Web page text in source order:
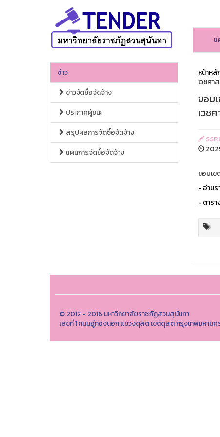
แ
ข่าว
ข่าวจัดซื้อจัดจ้าง
ประกาศผู้ชนะ
สรุปผลการจัดซื้อจัดจ้าง
แผนการจัดซื้อจัดจ้าง
หน้าหลั
เวชศา
ขอบ
เวช
ขอบเ
- อ่านร
- ตารา
© 2012 - 2016 มหาวิทยาลัยราชภัฏสวนสุนันทา
เลขที่ 1 ถนนอู่ทองนอก แขวงดุสิต เขตดุสิต กรุงเทพมหา